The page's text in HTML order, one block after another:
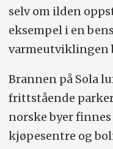
selv om ilden
eksempel i en
varmeutviklingen
Brannen på Sola
frittstående
norske byer
kjøpesentre og